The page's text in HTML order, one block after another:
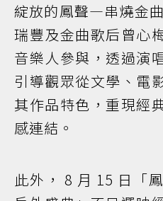
綻放的鳳聲—串燒金
瑞豐及金曲歌后曾心
音樂人參與，透過演
引導觀眾從文學、電
其作品特色，重現經
感連結。
此外， 8 月 15 日「